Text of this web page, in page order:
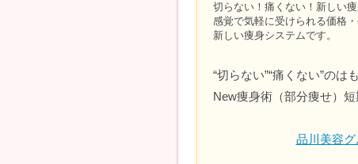
切らない！痛くない！新しい
感覚で気軽に受けられる価格
新しい痩身システムです。
“切らない”“痛くない”の
New痩身術（部分痩せ）
品川美容